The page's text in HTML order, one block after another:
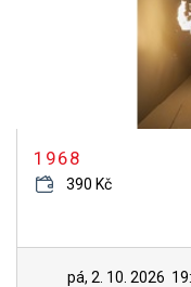
1968
390 Kč
pá, 2. 10. 2026